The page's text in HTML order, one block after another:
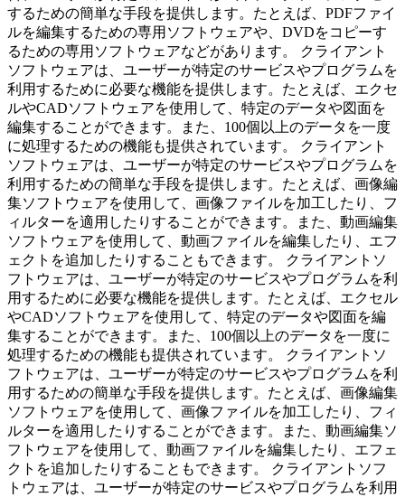
するための簡単な手段を提供します。たとえば、PDFファイ
ルを編集するための専用ソフトウェアや、DVDをコピーす
るための専用ソフトウェアなどがあります。 クライアント
ソフトウェアは、ユーザーが特定のサービスやプログラムを
利用するために必要な機能を提供します。たとえば、エクセ
ルやCADソフトウェアを使用して、特定のデータや図面を
編集することができます。また、100個以上のデータを一度
に処理するための機能も提供されています。 クライアント
ソフトウェアは、ユーザーが特定のサービスやプログラムを
利用するための簡単な手段を提供します。たとえば、画像編
集ソフトウェアを使用して、画像ファイルを加工したり、フ
ィルターを適用したりすることができます。また、動画編集
ソフトウェアを使用して、動画ファイルを編集したり、エフ
ェクトを追加したりすることもできます。 クライアントソ
フトウェアは、ユーザーが特定のサービスやプログラムを利
用するために必要な機能を提供します。たとえば、エクセル
やCADソフトウェアを使用して、特定のデータや図面を編
集することができます。また、100個以上のデータを一度に
処理するための機能も提供されています。 クライアントソ
フトウェアは、ユーザーが特定のサービスやプログラムを利
用するための簡単な手段を提供します。たとえば、画像編集
ソフトウェアを使用して、画像ファイルを加工したり、フィ
ルターを適用したりすることができます。また、動画編集ソ
フトウェアを使用して、動画ファイルを編集したり、エフェ
クトを追加したりすることもできます。 クライアントソフ
トウェアは、ユーザーが特定のサービスやプログラムを利用